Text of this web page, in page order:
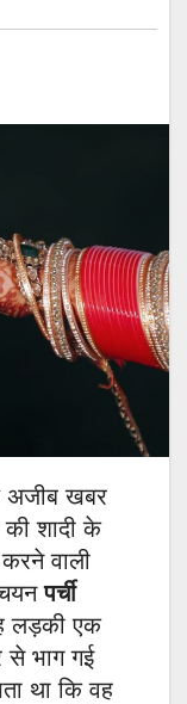
खबर
शादी के
वाली
चयनपर्ची
लड़की एक
से भाग गई
था कि वह